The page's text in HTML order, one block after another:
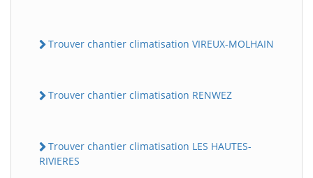
Trouver chantier climatisation VIREUX-MOLHAIN
Trouver chantier climatisation RENWEZ
Trouver chantier climatisation LES HAUTES-
RIVIERES